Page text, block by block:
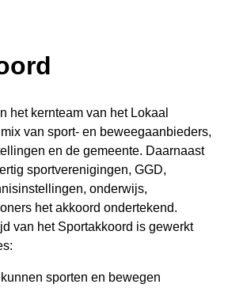
het kernteam van het Lokaal
van sport- en beweegaanbieders,
en de gemeente. Daarnaast
sportverenigingen, GGD,
onderwijs,
het akkoord ondertekend.
van het Sportakkoord is gewerkt
sporten en bewegen